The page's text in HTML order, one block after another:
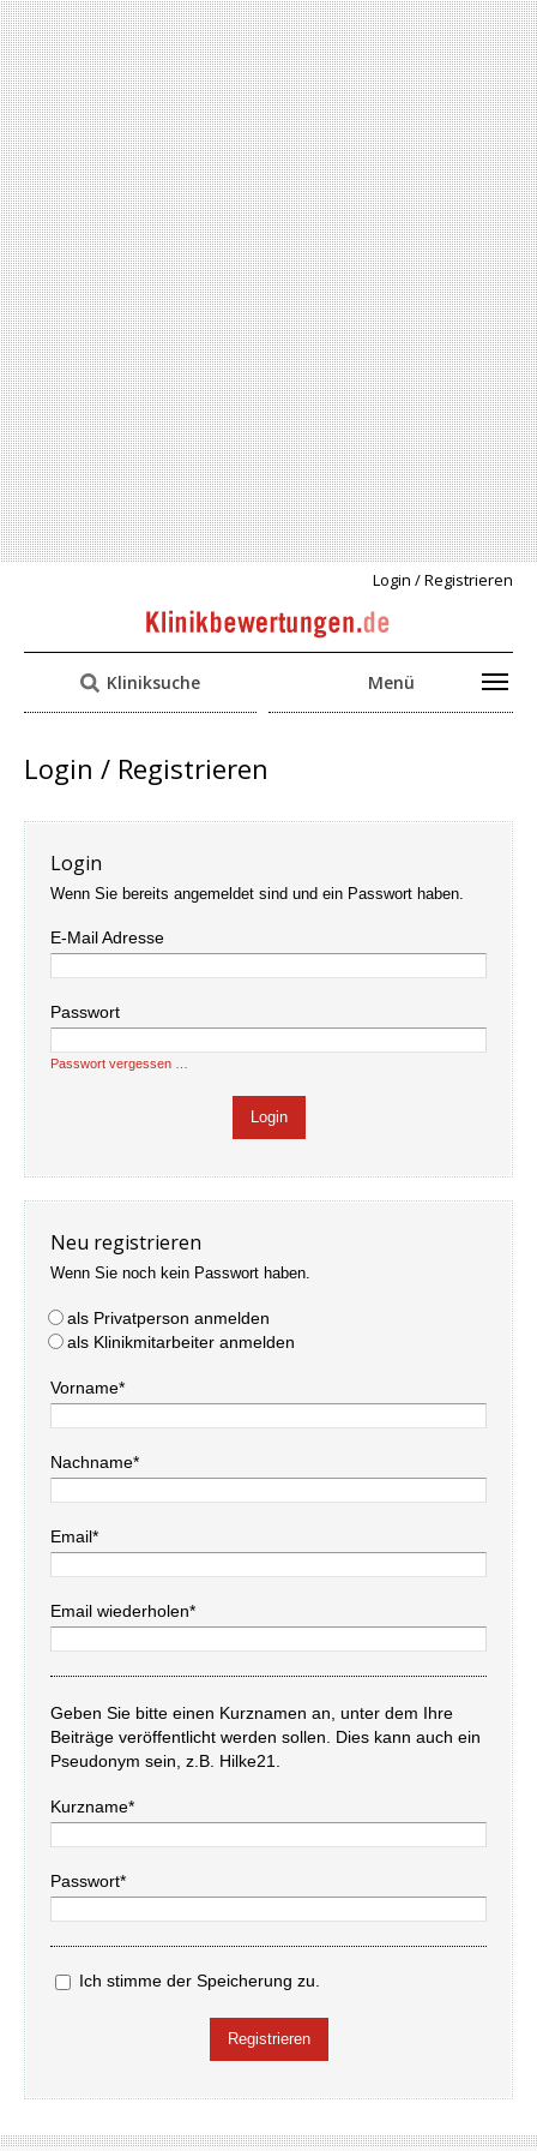
Login / Registrieren
Kliniksuche Menü
Login / Registrieren
Login
Wenn Sie bereits angemeldet sind und ein Passwort haben.
E-Mail Adresse
Passwort
Passwort vergessen …
Neu registrieren
Wenn Sie noch kein Passwort haben.
als Privatperson anmelden
als Klinikmitarbeiter anmelden
Vorname*
Nachname*
Email*
Email wiederholen*
Geben Sie bitte einen Kurznamen an, unter dem Ihre
Beiträge veröffentlicht werden sollen. Dies kann auch ein
Pseudonym sein, z.B. Hilke21.
Kurzname*
Passwort*
Ich stimme der Speicherung zu.